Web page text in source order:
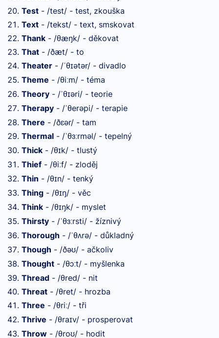
Test - /test/ - test, zkouška
Text - /tekst/ - text, smskovat
Thank - /θæŋk/ - děkovat
That - /ðæt/ - to
Theater - /ˈθɪətər/ - divadlo
Theme - /θiːm/ - téma
Theory - /ˈθɪəri/ - teorie
Therapy - /ˈθerəpi/ - terapie
There - /ðɛər/ - tam
Thermal - /ˈθɜːrməl/ - tepelný
Thick - /θɪk/ - tlustý
Thief - /θiːf/ - zloděj
Thin - /θɪn/ - tenký
Thing - /θɪŋ/ - věc
Think - /θɪŋk/ - myslet
Thirsty - /ˈθɜːrsti/ - žíznivý
Thorough - /ˈθʌrə/ - důkladný
Though - /ðəʊ/ - ačkoliv
Thought - /θɔːt/ - myšlenka
Thread - /θred/ - nit
Threat - /θret/ - hrozba
Three - /θriː/ - tři
Thrive - /θraɪv/ - prosperovat
Throw - /θroʊ/ - hodit